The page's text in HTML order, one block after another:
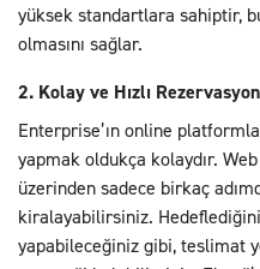
yüksek standartlara sahiptir,
olmasını sağlar.
2. Kolay ve Hızlı
Enterprise’ın online
yapmak oldukça kolaydır.
üzerinden sadece birkaç
kiralayabilirsiniz.
yapabileceğiniz gibi, teslimat